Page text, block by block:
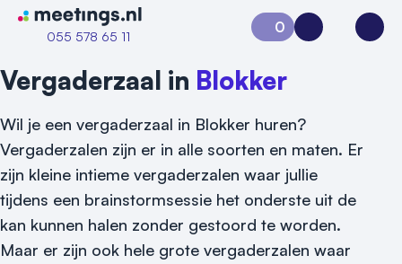
Naar home van Meetings
055 578 65 11
0
Aanvraag 0Inloggen
Vergaderzaal in Blokker
Wil je een vergaderzaal in Blokker huren?
Vergaderzalen zijn er in alle soorten en maten. Er
zijn kleine intieme vergaderzalen waar jullie
tijdens een brainstormsessie het onderste uit de
kan kunnen halen zonder gestoord te worden.
Maar er zijn ook hele grote vergaderzalen waar